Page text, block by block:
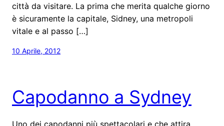
città da visitare. La prima che merita qualche giorno
è sicuramente la capitale, Sidney, una metropoli
vitale e al passo […]
10 Aprile, 2012
Capodanno a Sydney
Uno dei capodanni più spettacolari e che attira